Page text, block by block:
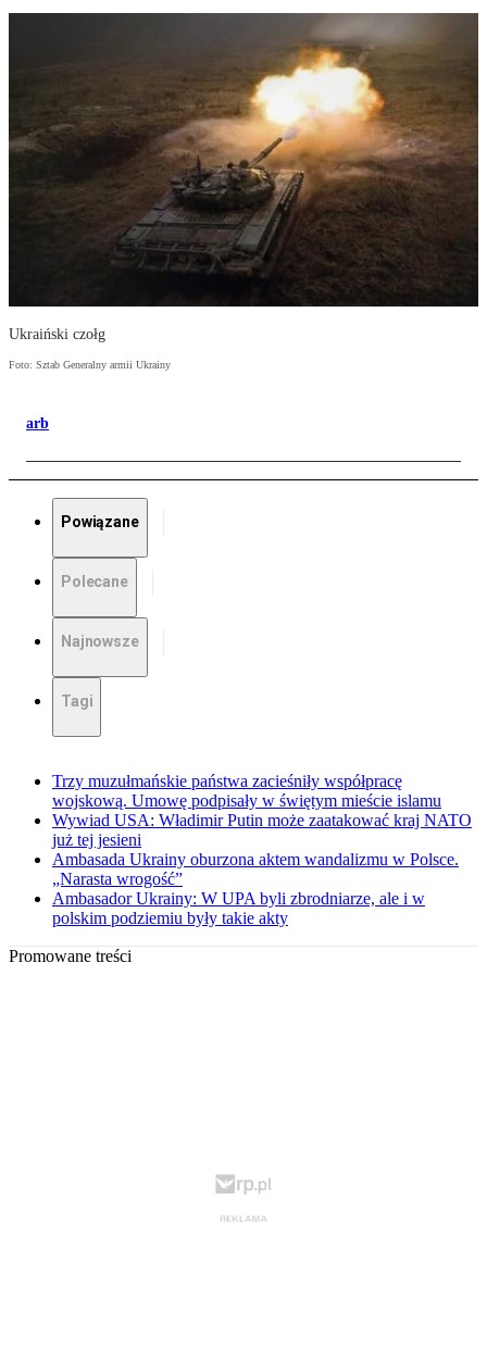
Ukraiński czołg
Foto: Sztab Generalny armii Ukrainy
arb
Powiązane
Polecane
Najnowsze
Tagi
Trzy muzułmańskie państwa zacieśniły współpracę
wojskową. Umowę podpisały w świętym mieście islamu
Wywiad USA: Władimir Putin może zaatakować kraj NATO
już tej jesieni
Ambasada Ukrainy oburzona aktem wandalizmu w Polsce.
„Narasta wrogość”
Ambasador Ukrainy: W UPA byli zbrodniarze, ale i w
polskim podziemiu były takie akty
Promowane treści